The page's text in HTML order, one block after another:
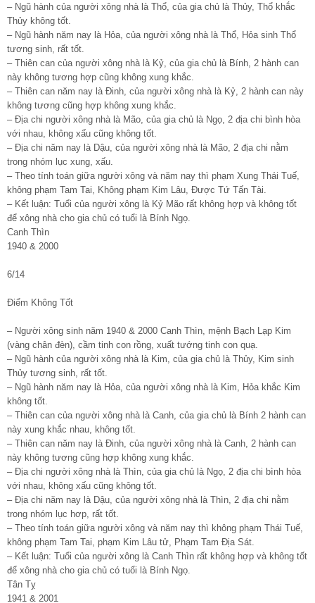
– Ngũ hành của người xông nhà là Thổ, của gia chủ là Thủy, Thổ khắc
Thủy không tốt.
– Ngũ hành năm nay là Hỏa, của người xông nhà là Thổ, Hỏa sinh Thổ
tương sinh, rất tốt.
– Thiên can của người xông nhà là Kỷ, của gia chủ là Bính, 2 hành can
này không tương hợp cũng không xung khắc.
– Thiên can năm nay là Đinh, của người xông nhà là Kỷ, 2 hành can này
không tương cũng hợp không xung khắc.
– Địa chi người xông nhà là Mão, của gia chủ là Ngọ, 2 địa chi bình hòa
với nhau, không xấu cũng không tốt.
– Địa chi năm nay là Dậu, của người xông nhà là Mão, 2 địa chi nằm
trong nhóm lục xung, xấu.
– Theo tính toán giữa người xông và năm nay thì phạm Xung Thái Tuế,
không phạm Tam Tai, Không phạm Kim Lâu, Được Tứ Tấn Tài.
– Kết luận: Tuổi của người xông là Kỷ Mão rất không hợp và không tốt
để xông nhà cho gia chủ có tuổi là Bính Ngọ.
Canh Thìn
1940 & 2000
6/14
Điểm Không Tốt
– Người xông sinh năm 1940 & 2000 Canh Thìn, mệnh Bạch Lạp Kim
(vàng chân đèn), cầm tinh con rồng, xuất tướng tinh con quạ.
– Ngũ hành của người xông nhà là Kim, của gia chủ là Thủy, Kim sinh
Thủy tương sinh, rất tốt.
– Ngũ hành năm nay là Hỏa, của người xông nhà là Kim, Hỏa khắc Kim
không tốt.
– Thiên can của người xông nhà là Canh, của gia chủ là Bính 2 hành can
này xung khắc nhau, không tốt.
– Thiên can năm nay là Đinh, của người xông nhà là Canh, 2 hành can
này không tương cũng hợp không xung khắc.
– Địa chi người xông nhà là Thìn, của gia chủ là Ngọ, 2 địa chi bình hòa
với nhau, không xấu cũng không tốt.
– Địa chi năm nay là Dậu, của người xông nhà là Thìn, 2 địa chi nằm
trong nhóm lục hơp, rất tốt.
– Theo tính toán giữa người xông và năm nay thì không phạm Thái Tuế,
không phạm Tam Tai, phạm Kim Lâu tử, Phạm Tam Địa Sát.
– Kết luận: Tuổi của người xông là Canh Thìn rất không hợp và không tốt
để xông nhà cho gia chủ có tuổi là Bính Ngọ.
Tân Tỵ
1941 & 2001